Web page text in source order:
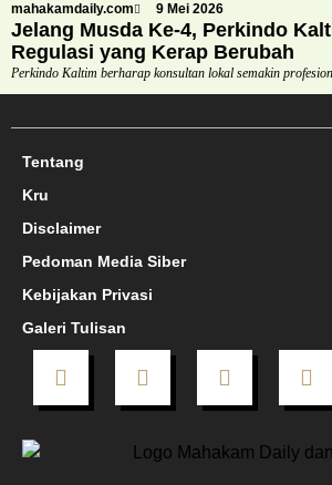
mahakamdaily.com 9 Mei 2026
Jelang Musda Ke-4, Perkindo
Regulasi yang Kerap Berubah
Perkindo Kaltim berharap konsultan lokal semakin
Tentang
Kru
Disclaimer
Pedoman Media Siber
Kebijakan Privasi
Galeri Tulisan